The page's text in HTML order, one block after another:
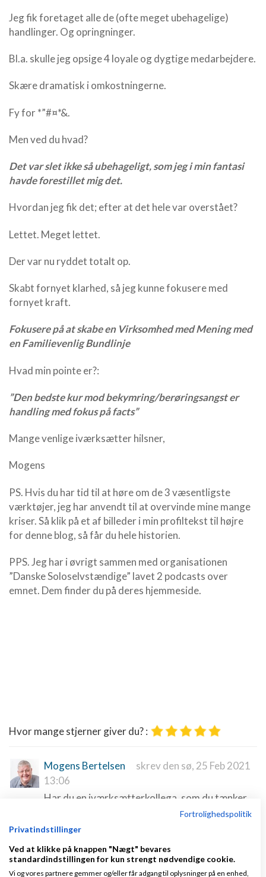
Jeg fik foretaget alle de (ofte meget ubehagelige)
handlinger. Og opringninger.
Bl.a. skulle jeg opsige 4 loyale og dygtige medarbejdere.
Skære dramatisk i omkostningerne.
Fy for *”#¤*&.
Men ved du hvad?
Det var slet ikke så ubehageligt, som jeg i min fantasi
havde forestillet mig det.
Hvordan jeg fik det; efter at det hele var overstået?
Lettet. Meget lettet.
Der var nu ryddet totalt op.
Skabt fornyet klarhed, så jeg kunne fokusere med
fornyet kraft.
Fokusere på at skabe en Virksomhed med Mening med
en Familievenlig Bundlinje
Hvad min pointe er?:
”Den bedste kur mod bekymring/berøringsangst er
handling med fokus på facts”
Mange venlige iværksætter hilsner,
Mogens
PS. Hvis du har tid til at høre om de 3 væsentligste
værktøjer, jeg har anvendt til at overvinde mine mange
kriser. Så klik på et af billeder i min profiltekst til højre
for denne blog, så får du hele historien.
PPS. Jeg har i øvrigt sammen med organisationen
”Danske Soloselvstændige” lavet 2 podcasts over
emnet. Dem finder du på deres hjemmeside.
Hvor mange stjerner giver du? :
Mogens Bertelsen
skrev den sø, 25 Feb 2021
13:06
Har du en iværksætterkollega, som du tænker
kunne have værdi af dette indlæg. Så skal du
være hjertelig velkommen til at sende
Fortrolighedspolitik
Privatindstillinger
Ved at klikke på knappen "Nægt" bevares
standardindstillingen for kun strengt nødvendige cookie.
Vi og vores partnere gemmer og/eller får adgang til oplysninger på en enhed,